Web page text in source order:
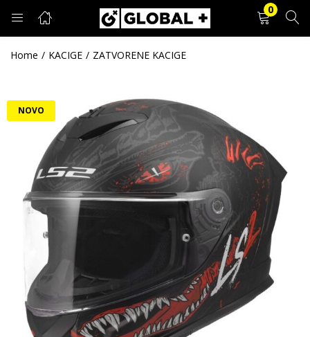
0
PRIJAVA REGISTRACIJA
Unesite svoje korisničko ime i lozinku.
Zapamti me
Zaboravljena lozinka?
Home KACIGE ZATVORENE KACIGE
NOVO